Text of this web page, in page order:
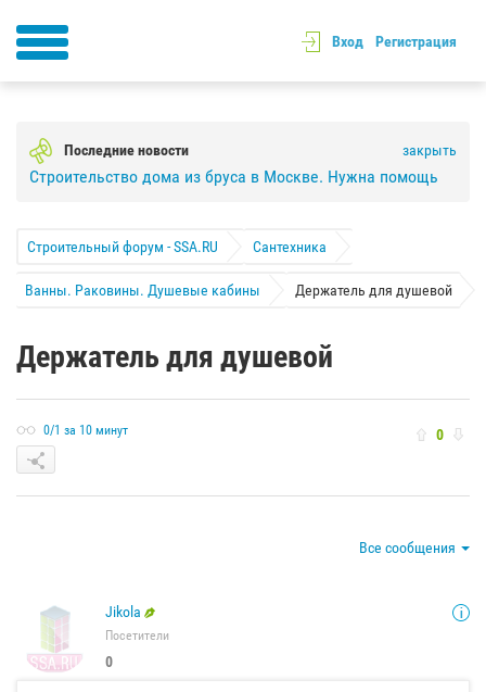
Вход Регистрация
Последние новости закрыть
Строительство дома из бруса в Москве. Нужна помощь
Строительный форум - SSA.RU Сантехника
Ванны. Раковины. Душевые кабины Держатель для душевой
Держатель для душевой
0/1 за 10 минут 0
Все сообщения
Jikola
Посетители
0